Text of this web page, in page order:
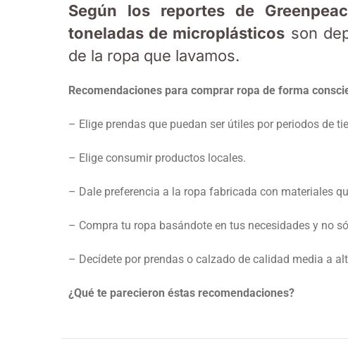
Según los reportes de
toneladas de microplásticos son
de la ropa que lavamos.
Recomendaciones para comprar ropa de forma
– Elige prendas que puedan ser útiles por periodos de
– Elige consumir productos locales.
– Dale preferencia a la ropa fabricada con materiales
– Compra tu ropa basándote en tus necesidades y no
– Decídete por prendas o calzado de calidad media a
¿Qué te parecieron éstas recomendaciones?